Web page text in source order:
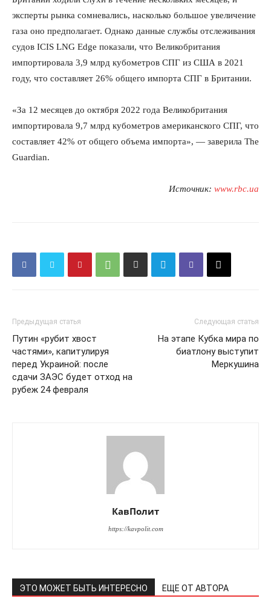
КавПолит
эксперты рынка сомневались, насколько большое увеличение
газа оно предполагает. Однако данные службы отслеживания
судов ICIS LNG Edge показали, что Великобритания
импортировала 3,9 млрд кубометров СПГ из США в 2021
году, что составляет 26% общего импорта СПГ в Британии.
«За 12 месяцев до октября 2022 года Великобритания
импортировала 9,7 млрд кубометров американского СПГ, что
составляет 42% от общего объема импорта», — заверила The
Guardian.
Источник: www.rbc.ua
Предыдущая статья
​Путин «рубит хвост
частями», капитулируя
перед Украиной: после
сдачи ЗАЭС будет отход на
рубеж 24 февраля
Следующая статья
На этапе Кубка мира по
биатлону выступит
Меркушина
КавПолит
https://kavpolit.com
ЭТО МОЖЕТ БЫТЬ ИНТЕРЕСНО ЕЩЕ ОТ АВТОРА